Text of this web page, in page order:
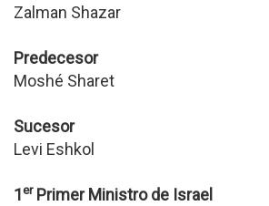
Zalman Shazar
Predecesor
Moshé Sharet
Sucesor
Levi Eshkol
1erPrimer Ministro de Israel